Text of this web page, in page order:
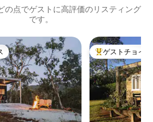
の点でゲストに高評価のリスティング
です。
ョイスです。 大好評のゲスト
ゲストチョイス